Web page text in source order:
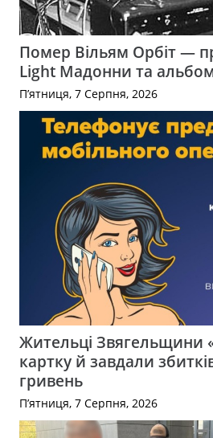
Помер Вільям Орбіт —
Light Мадонни та
П’ятниця, 7 Серпня, 2026
Жительці Звягельщини
картку й завдали
гривень
П’ятниця, 7 Серпня, 2026